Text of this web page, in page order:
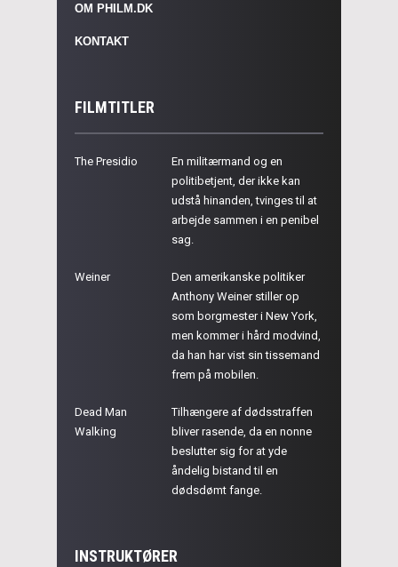
OM PHILM.DK
KONTAKT
FILMTITLER
The Presidio
En militærmand og en
politibetjent, der ikke kan
udstå hinanden, tvinges til at
arbejde sammen i en penibel
sag.
Weiner
Den amerikanske politiker
Anthony Weiner stiller op
som borgmester i New York,
men kommer i hård modvind,
da han har vist sin tissemand
frem på mobilen.
Dead Man
Walking
Tilhængere af dødsstraffen
bliver rasende, da en nonne
beslutter sig for at yde
åndelig bistand til en
dødsdømt fange.
INSTRUKTØRER